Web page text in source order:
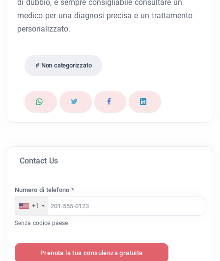
di dubbio, è sempre consigliabile consultare un
medico per una diagnosi precisa e un trattamento
personalizzato.
Non categorizzato
Contact Us
Numero di telefono *
+1
Senza codice paese
Prenota la tua consulenza gratuita